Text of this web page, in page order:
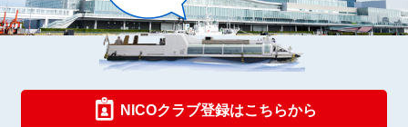
NICOクラブ登録はこちらから